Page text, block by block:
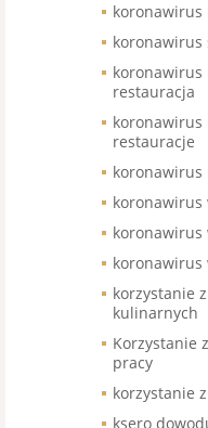
koronawirus
koronawirus
koronawirus
restauracja
koronawirus
restauracje
koronawirus
koronawirus
koronawirus
koronawirus
korzystanie
kulinarnych
Korzystanie
pracy
korzystanie
ksero